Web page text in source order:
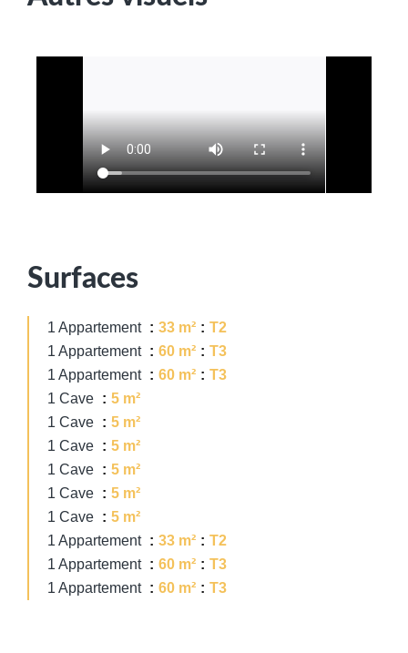
Surfaces
1 Appartement 33 m²
T2
1 Appartement
60 m²
T3
1 Appartement
60 m²
T3
1 Cave
5 m²
1 Cave
5 m²
1 Cave
5 m²
1 Cave
5 m²
1 Cave
5 m²
1 Cave
5 m²
1 Appartement
33 m²
T2
1 Appartement
60 m²
T3
1 Appartement
60 m² T3